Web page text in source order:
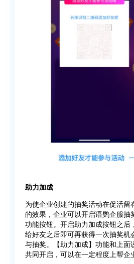
助力加成
为使企业创建的抽奖活动在促活
的效果，企业可以开启语鹦企服抽
功能按钮。开启助力加成按钮之后
给好友之后即可再获得一次抽奖机
与抽奖。【助力加成】功能和上面
共同开启，可以在一定程度上帮企